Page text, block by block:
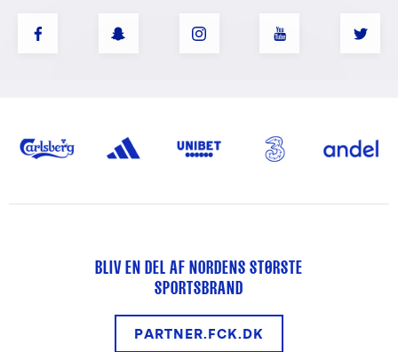
BLIV EN DEL AF NORDENS STØRSTE
SPORTSBRAND
PARTNER.FCK.DK